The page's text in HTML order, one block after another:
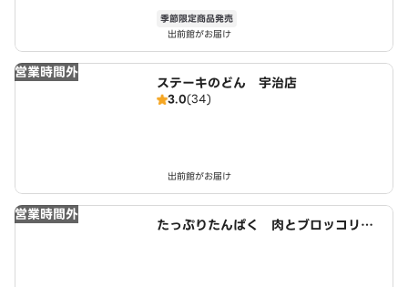
季節限定商品発売
出前館がお届け
営業時間外
ステーキのどん 宇治店
3.0(34)
出前館がお届け
営業時間外
たっぷりたんぱく 肉とブロッコリー